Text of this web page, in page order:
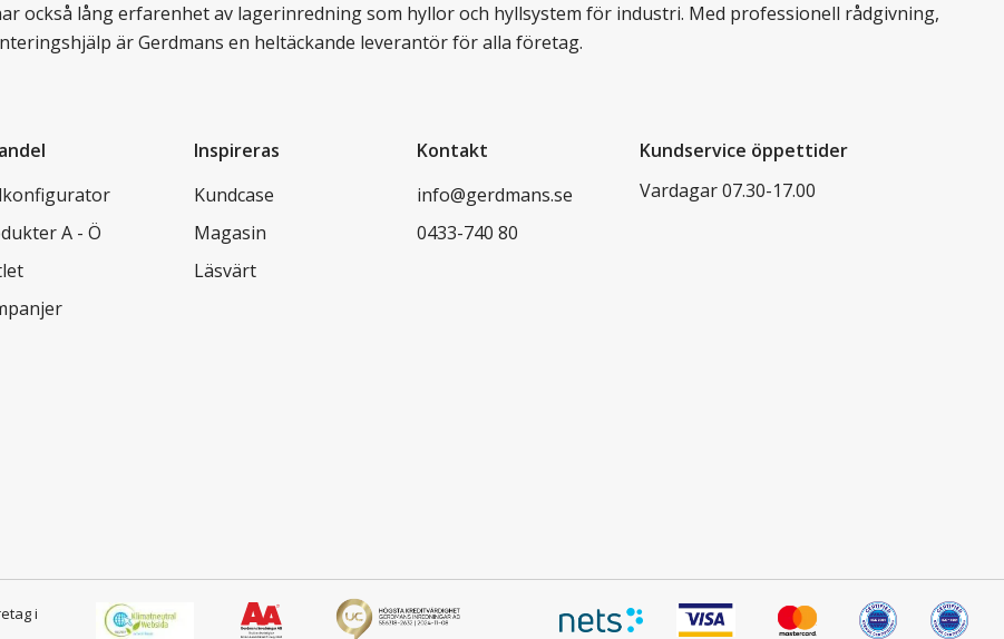
också lång erfarenhet av lagerinredning som hyllor och hyllsystem för industri. Med professionell rådgivning,
är Gerdmans en heltäckande leverantör för alla företag.
A - Ö
Inspireras
Kundcase
Magasin
Läsvärt
Kontakt
info@gerdmans.se
0433-740 80
Kundservice öppettider
Vardagar 07.30-17.00
i